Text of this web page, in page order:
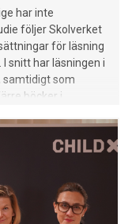
har inte
följer Skolverket
för läsning
snitt har läsningen i
samtidigt som
böcker i